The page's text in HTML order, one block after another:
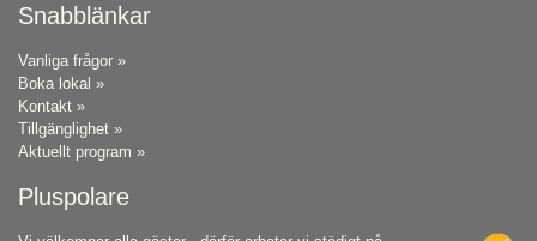
Snabblänkar
Vanliga frågor »
Boka lokal »
Kontakt »
Tillgänglighet »
Aktuellt program »
Pluspolare